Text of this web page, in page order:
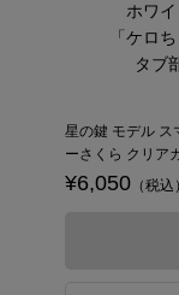
ホワ
「ケロ
タブ
星の鍵 モデル ス
ーさくら クリア
¥6,050 （税込